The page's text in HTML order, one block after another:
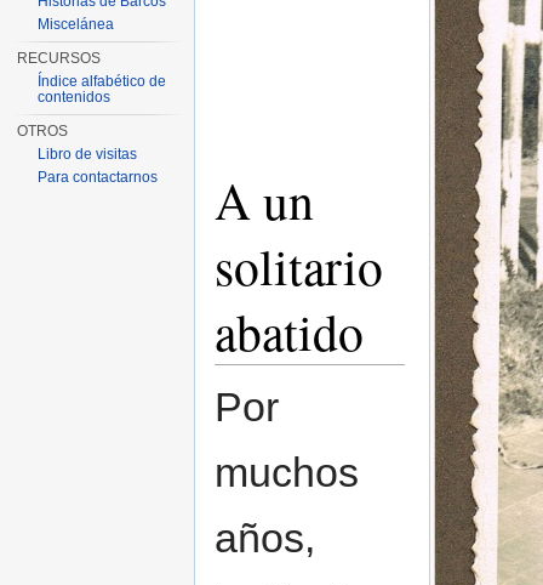
A un
solitario
abatido
Por
muchos
años,
Miscelánea
RECURSOS
Índice alfabético de
contenidos
OTROS
Libro de visitas
Para contactarnos